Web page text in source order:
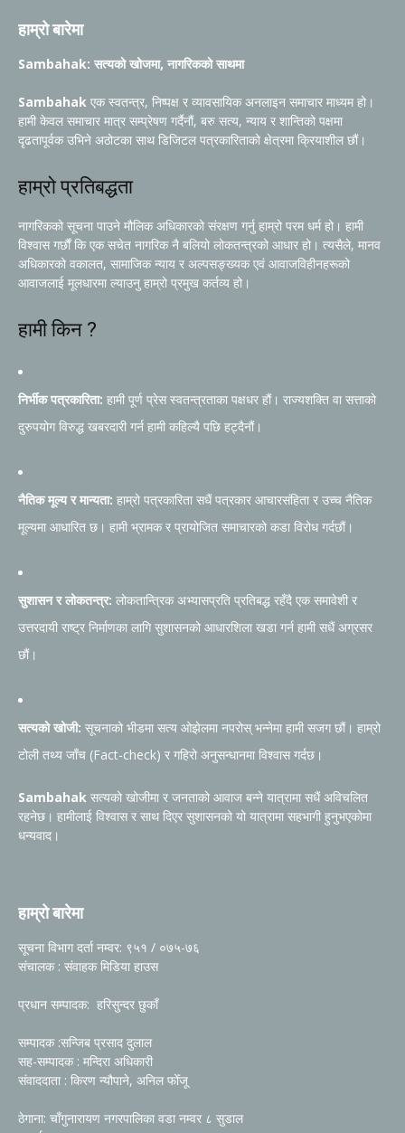
हाम्रो बारेमा
Sambahak: सत्यको खोजमा, नागरिकको साथमा
Sambahak एक स्वतन्त्र, निष्पक्ष र व्यावसायिक अनलाइन समाचार माध्यम हो।
हामी केवल समाचार मात्र सम्प्रेषण गर्दैनौं, बरु सत्य, न्याय र शान्तिको पक्षमा
दृढतापूर्वक उभिने अठोटका साथ डिजिटल पत्रकारिताको क्षेत्रमा क्रियाशील छौं।
हाम्रो प्रतिबद्धता
नागरिकको सूचना पाउने मौलिक अधिकारको संरक्षण गर्नु हाम्रो परम धर्म हो। हामी
विश्वास गर्छौं कि एक सचेत नागरिक नै बलियो लोकतन्त्रको आधार हो। त्यसैले, मानव
अधिकारको वकालत, सामाजिक न्याय र अल्पसङ्ख्यक एवं आवाजविहीनहरूको
आवाजलाई मूलधारमा ल्याउनु हाम्रो प्रमुख कर्तव्य हो।
हामी किन ?
निर्भीक पत्रकारिता: हामी पूर्ण प्रेस स्वतन्त्रताका पक्षधर हौं। राज्यशक्ति वा सत्ताको
दुरुपयोग विरुद्ध खबरदारी गर्न हामी कहिल्यै पछि हट्दैनौं।
नैतिक मूल्य र मान्यता: हाम्रो पत्रकारिता सधैं पत्रकार आचारसंहिता र उच्च नैतिक
मूल्यमा आधारित छ। हामी भ्रामक र प्रायोजित समाचारको कडा विरोध गर्दछौं।
सुशासन र लोकतन्त्र: लोकतान्त्रिक अभ्यासप्रति प्रतिबद्ध रहँदै एक समावेशी र
उत्तरदायी राष्ट्र निर्माणका लागि सुशासनको आधारशिला खडा गर्न हामी सधैं अग्रसर
छौं।
सत्यको खोजी: सूचनाको भीडमा सत्य ओझेलमा नपरोस् भन्नेमा हामी सजग छौं। हाम्रो
टोली तथ्य जाँच (Fact-check) र गहिरो अनुसन्धानमा विश्वास गर्दछ।
Sambahak सत्यको खोजीमा र जनताको आवाज बन्ने यात्रामा सधैं अविचलित
रहनेछ। हामीलाई विश्वास र साथ दिएर सुशासनको यो यात्रामा सहभागी हुनुभएकोमा
धन्यवाद।
हाम्रो बारेमा
सूचना विभाग दर्ता नम्वर: ९५१ / ०७५-७६
संचालक : संवाहक मिडिया हाउस
प्रधान सम्पादक: हरिसुन्दर छुकाँ
सम्पादक :सन्जिब प्रसाद दुलाल
सह-सम्पादक : मन्दिरा अधिकारी
संवाददाता : किरण न्यौपाने, अनिल फोँजू
ठेगाना: चाँगुनारायण नगरपालिका वडा नम्वर ८ सुडाल